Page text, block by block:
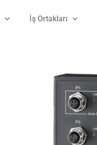
İş Ortakları